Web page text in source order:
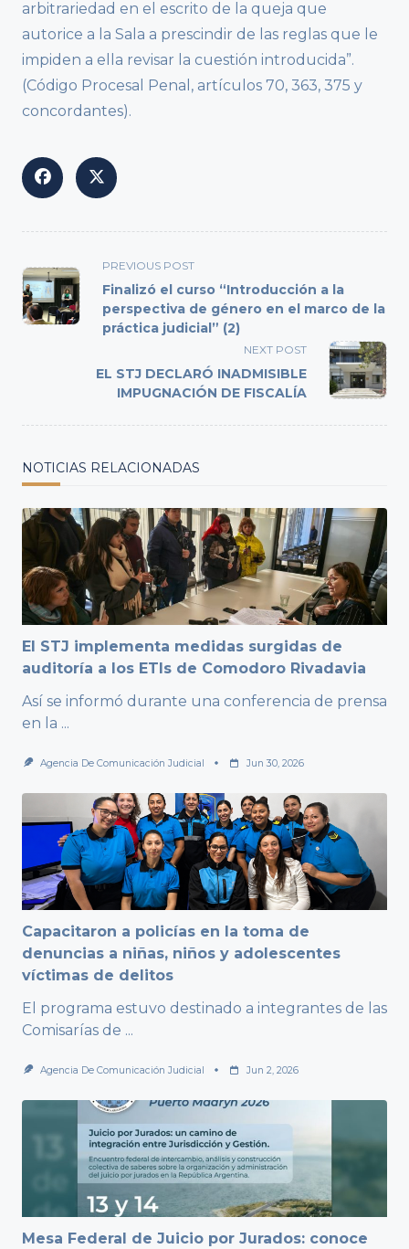
arbitrariedad en el escrito de la queja que
autorice a la Sala a prescindir de las reglas que le
impiden a ella revisar la cuestión introducida”.
(Código Procesal Penal, artículos 70, 363, 375 y
concordantes).
<span
class="nav-
subtitle
screen-
text">Page</span>
PREVIOUS POST
Finalizó el curso “Introducción a la
perspectiva de género en el marco de la
práctica judicial” (2)
NEXT POST
EL STJ DECLARÓ INADMISIBLE
IMPUGNACIÓN DE FISCALÍA
NOTICIAS RELACIONADAS
El STJ implementa medidas surgidas de
auditoría a los ETIs de Comodoro Rivadavia
Así se informó durante una conferencia de prensa
en la ...
Agencia De Comunicación Judicial Jun 30, 2026
Capacitaron a policías en la toma de
denuncias a niñas, niños y adolescentes
víctimas de delitos
El programa estuvo destinado a integrantes de las
Comisarías de ...
Agencia De Comunicación Judicial Jun 2, 2026
Mesa Federal de Juicio por Jurados: conoce